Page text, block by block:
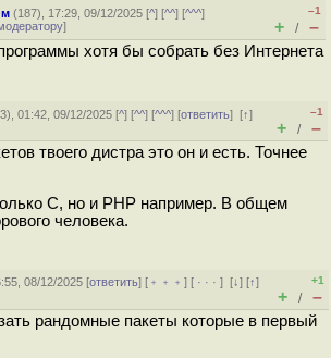
(187), 17:29, 09/12/2025 [^] [^^] [^^^]
]
–1
+ / –
хотя бы собрать без Интернета
), 01:42, 09/12/2025 [^] [^^] [^^^] [ответить][↑]
–1
+ / –
твоего дистра это он и есть. Точнее
C, но и PHP например. В общем
человека.
08/12/2025 [ответить] [ ﹢﹢﹢] [ · · ·][↓] [↑]
+1
+ / –
рандомные пакеты которые в первый